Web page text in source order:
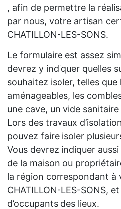
, afin de permettre la
par nous, votre artisan
CHATILLON-LES-SONS.
Le formulaire est assez
devrez y indiquer quelles
souhaitez isoler, telles que
aménageables, les
une cave, un vide
Lors des travaux
pouvez faire isoler
Vous devrez indiquer
de la maison ou
la région correspondant à
CHATILLON-LES-SONS,
d’occupants des lieux.